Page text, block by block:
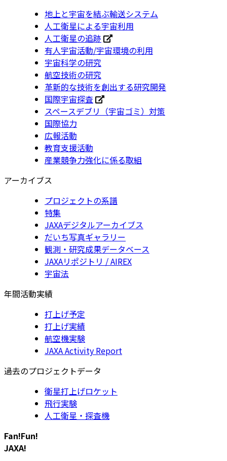
地上と宇宙を結ぶ輸送システム
人工衛星による宇宙利用
人工衛星の追跡
有人宇宙活動/宇宙環境の利用
宇宙科学の研究
航空技術の研究
革新的な技術を創出する研究開発
国際宇宙探査
スペースデブリ（宇宙ゴミ）対策
国際協力
広報活動
教育支援活動
産業競争力強化に係る取組
アーカイブス
プロジェクトの系譜
特集
JAXAデジタルアーカイブス
だいち写真ギャラリー
観測・研究成果データベース
JAXAリポジトリ / AIREX
宇宙法
年間活動実績
打上げ予定
打上げ実績
航空機実験
JAXA Activity Report
過去のプロジェクトデータ
衛星打上げロケット
飛行実験
人工衛星・探査機
Fan!Fun!
JAXA!